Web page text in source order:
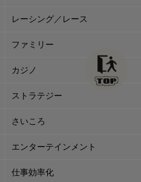
レーシング／レース
ファミリー
カジノ
ストラテジー
さいころ
エンターテインメント
仕事効率化